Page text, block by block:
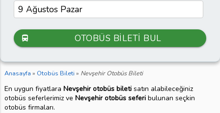
directions_bus OTOBÜS BİLETİ BUL
Anasayfa » Otobüs Bileti » Nevşehir Otobüs Bileti
En uygun fiyatlara Nevşehir otobüs biletisatın alabileceğiniz
otobüs seferlerimiz ve Nevşehir otobüs seferibulunan seçkin
otobüs firmaları.